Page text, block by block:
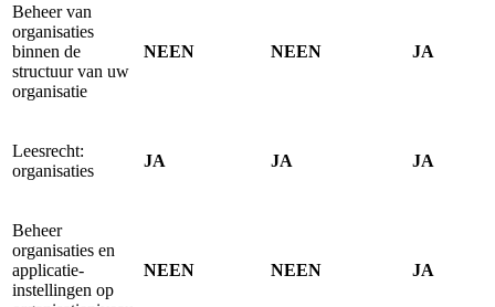
Beheer van
organisaties
binnen de
structuur van uw
organisatie
NEEN NEEN JA
Leesrecht:
organisaties
JA JA JA
Beheer
organisaties en
applicatie-
instellingen op
NEEN NEEN JA